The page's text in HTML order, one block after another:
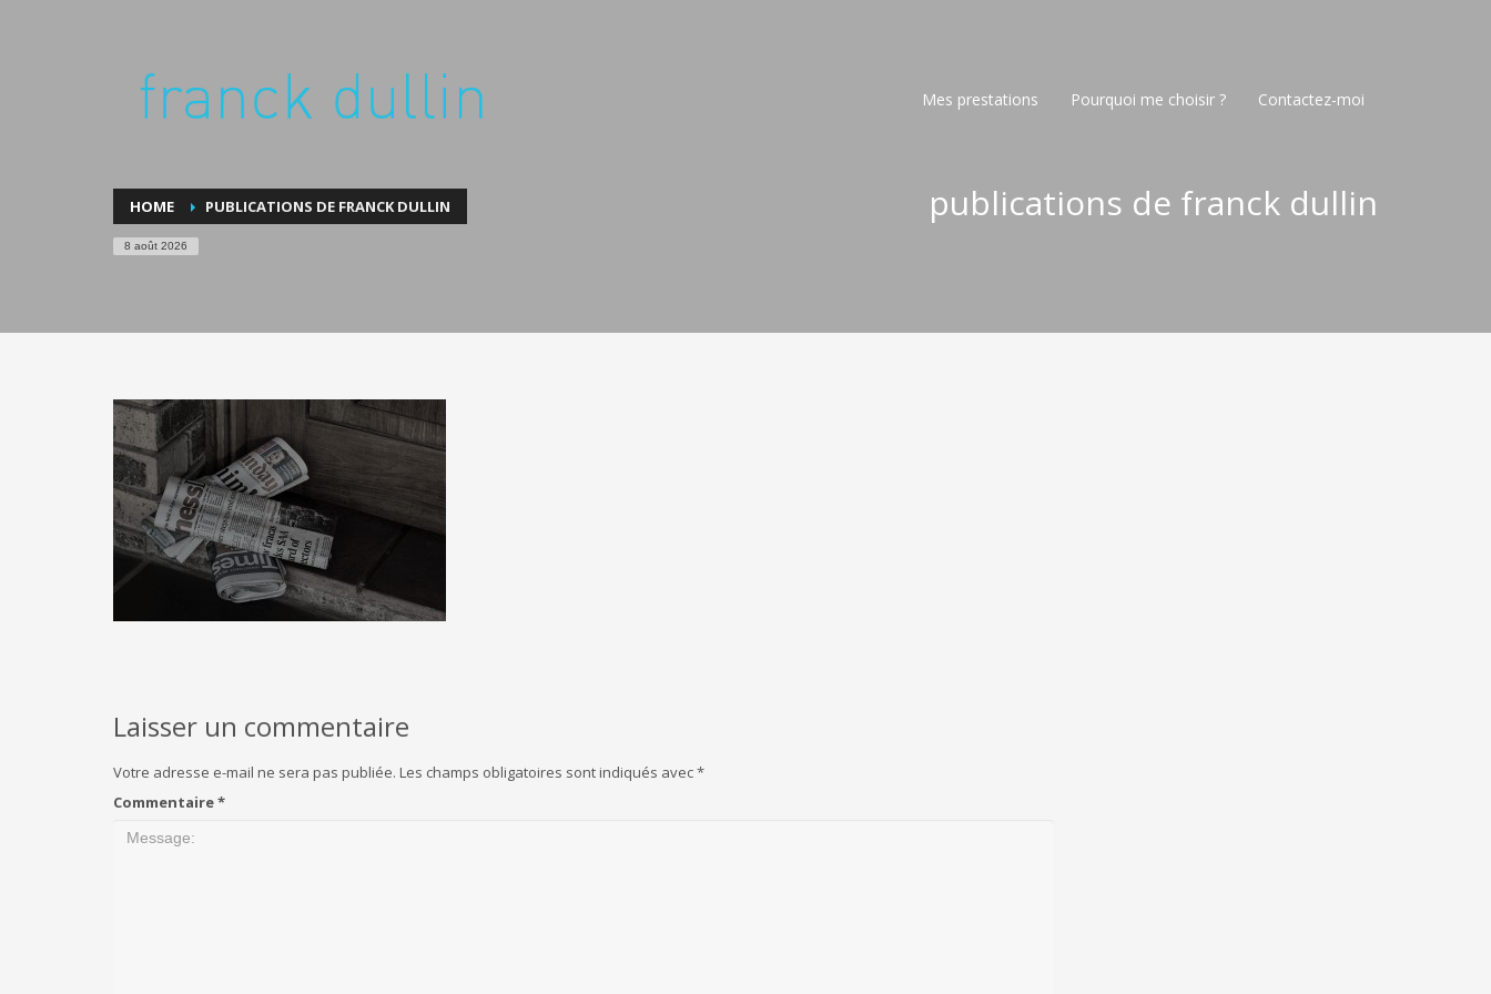
Mes prestations Pourquoi me choisir ? Contactez-moi
HOME PUBLICATIONS DE FRANCK DULLIN
8 août 2026
publications de franck dullin
Laisser un commentaire
Votre adresse e-mail ne sera pas publiée. Les champs obligatoires sont indiqués avec*
Commentaire*